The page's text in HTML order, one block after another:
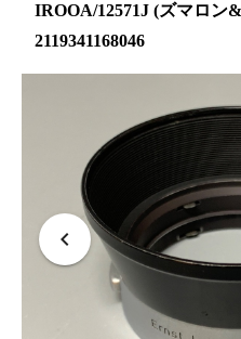
IROOA/12571J (ズマロン
2119341168046